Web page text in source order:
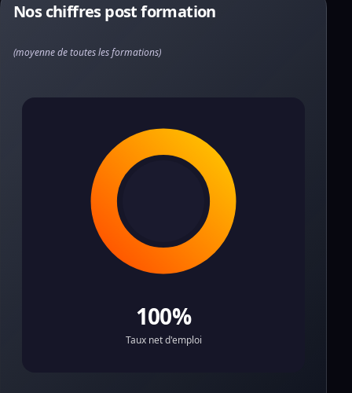
Nos chiffres post formation
(moyenne de toutes les formations)
100%
Taux net d'emploi